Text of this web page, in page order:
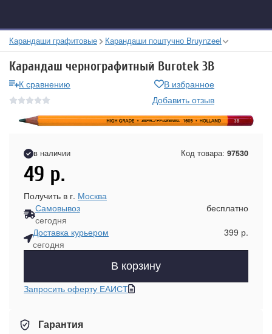
Карандаши графитовые Карандаши поштучно Bruynzeel
Карандаш чернографитный Burotek 3В
К сравнению
В избранное
Добавить отзыв
в наличии Код товара: 97530
49 р.
Получить в г. Москва
Самовывоз
сегодня
бесплатно
Доставка курьером
сегодня
399 р.
В корзину
Запросить оферту ЕАИСТ
Гарантия